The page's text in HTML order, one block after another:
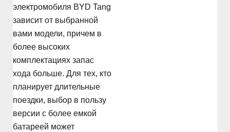
электромобиля BYD Tang
зависит от выбранной
вами модели, причем в
более высоких
комплектациях запас
хода больше. Для тех, кто
планирует длительные
поездки, выбор в пользу
версии с более емкой
батареей может